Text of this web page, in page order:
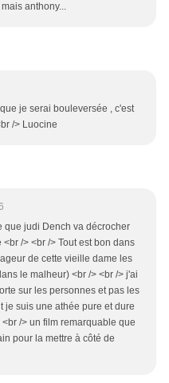
anthony...
je serai bouleversée , c'est
/> Luocine
que judi Dench va décrocher
/> <br /> Tout est bon dans
de cette vieille dame les
le malheur) <br /> <br /> j'ai
sur les personnes et pas les
je suis une athée pure et dure
/> un film remarquable que
pour la mettre à côté de